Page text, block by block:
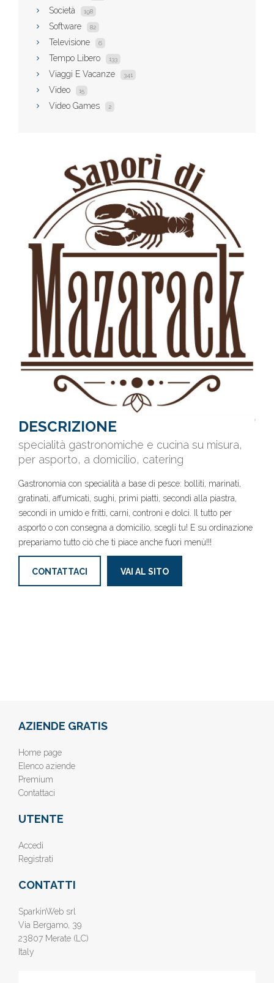
Società 198
Software 82
Televisione 6
Tempo Libero 133
Viaggi E Vacanze 341
Video 15
Video Games 2
DESCRIZIONE
specialità gastronomiche e cucina su misura,
per asporto, a domicilio, catering
Gastronomia con specialità a base di pesce: bolliti, marinati,
gratinati, affumicati, sughi, primi piatti, secondi alla piastra,
secondi in umido e fritti, carni, controni e dolci. Il tutto per
asporto o con consegna a domicilio, scegli tu! E su ordinazione
prepariamo tutto ciò che ti piace anche fuori menù!!!
CONTATTACI VAI AL SITO
AZIENDE GRATIS
Home page
Elenco aziende
Premium
Contattaci
UTENTE
Accedi
Registrati
CONTATTI
SparkinWeb srl
Via Bergamo, 39
23807 Merate (LC)
Italy